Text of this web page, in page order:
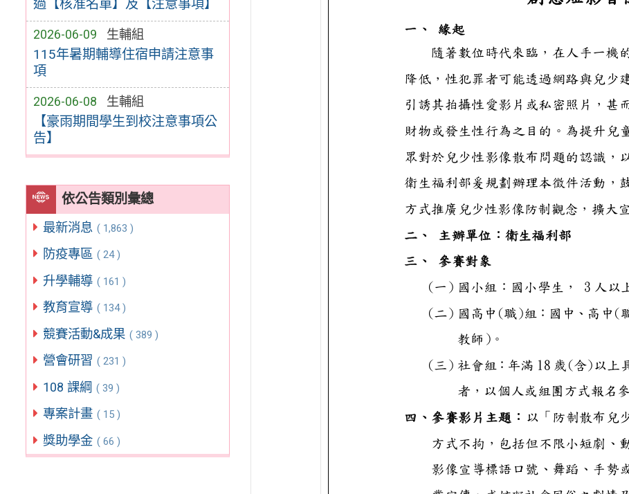
過【核准名單】及【注意事項】
2026-06-09 生輔組
115年暑期輔導住宿申請注意事
項
2026-06-08 生輔組
【豪雨期間學生到校注意事項公
告】
依公告類別彙總
最新消息 ( 1,863 )
防疫專區 ( 24 )
升學輔導 ( 161 )
教育宣導 ( 134 )
競賽活動&成果 ( 389 )
營會研習 ( 231 )
108 課綱 ( 39 )
專案計畫 ( 15 )
獎助學金 ( 66 )